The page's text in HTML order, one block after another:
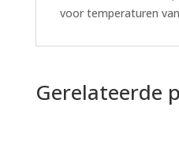
voor temperaturen
Gerelateerde